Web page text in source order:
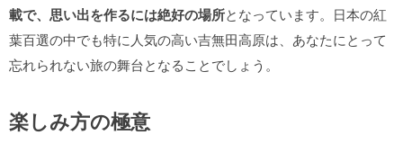
載で、思い出を作るには絶好の場所となっています。日本の紅
葉百選の中でも特に人気の高い吉無田高原は、あなたにとって
忘れられない旅の舞台となることでしょう。
楽しみ方の極意